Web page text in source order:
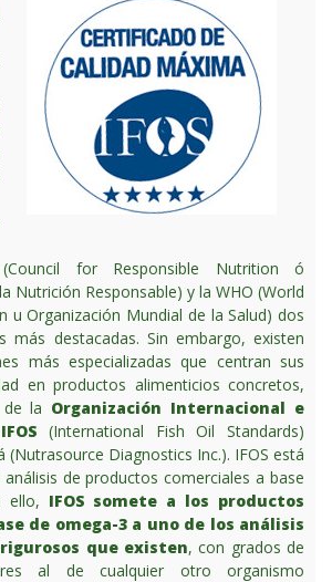
for Responsible Nutrition ó
Nutrición Responsable) y la WHO (World
u Organización Mundial de la Salud) dos
más destacadas. Sin embargo, existen
más especializadas que centran sus
en productos alimenticios concretos,
la Organización Internacional e
(International Fish Oil Standards)
(Nutrasource Diagnostics Inc.). IFOS está
de productos comerciales a base
ello, IFOS somete a los productos
de omega-3 a uno de los análisis
que existen, con grados de
al de cualquier otro organismo